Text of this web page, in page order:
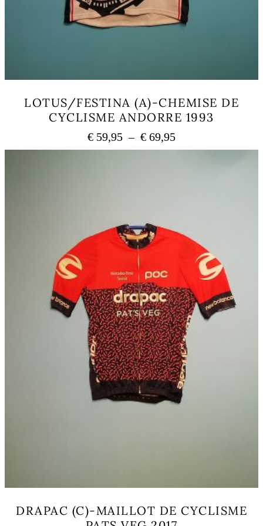
LOTUS/FESTINA (A)-CHEMISE DE
CYCLISME ANDORRE 1993
€ 59,95 – € 69,95Plage
de
peuvent
être
choisies
sur
la
page
du
produit
DRAPAC (C)-MAILLOT DE CYCLISME